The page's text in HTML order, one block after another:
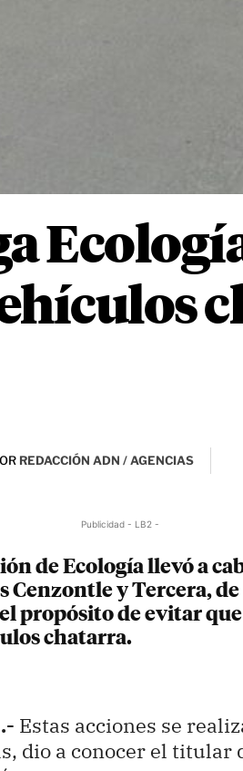
REDACCIÓN ADN / AGENCIAS
Publicidad - LB2 -
de Ecología llevó a
Cenzontle y Tercera,
propósito de evitar
chatarra.
Estas acciones se
dio a conocer el titular